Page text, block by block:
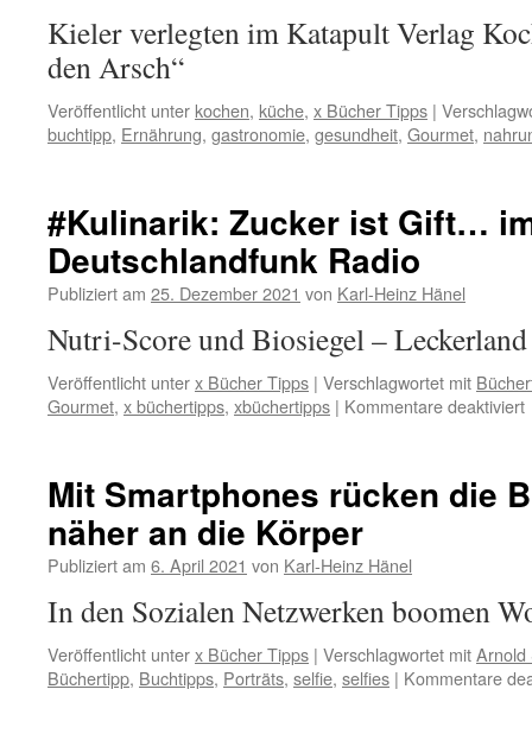
Pufferküsser
Kieler verlegten im Katapult Verlag
den Arsch“
Veröffentlicht unter kochen, küche, x Bücher Tipps |
buchtipp, Ernährung, gastronomie, gesundheit, Gourmet,
#Kulinarik: Zucker ist Gift…
Deutschlandfunk Radio
Publiziert am 25. Dezember 2021 von Karl-Heinz Hänel
Nutri-Score und Biosiegel – Leckerland
Veröffentlicht unterx Bücher Tipps | Verschlagwortet mit
Gourmet, x büchertipps, xbüchertipps | Kommentare deaktiviert
Mit Smartphones rücken die
näher an die Körper
Publiziert am 6. April 2021 von Karl-Heinz Hänel
In den Sozialen Netzwerken boomen
Veröffentlicht unterx Bücher Tipps | Verschlagwortet mitArnold
Büchertipp, Buchtipps, Porträts, selfie, selfies | Kommentare